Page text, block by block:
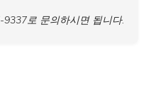
로 문의하시면 됩니다.